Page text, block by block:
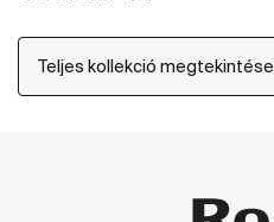
Teljes kollekció megtekintése